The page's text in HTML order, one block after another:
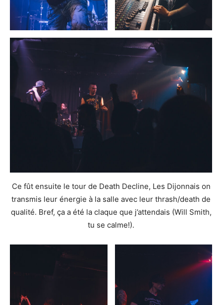
Ce fût ensuite le tour de Death Decline, Les Dijonnais on
transmis leur énergie à la salle avec leur thrash/death de
qualité. Bref, ça a été la claque que j’attendais (Will Smith,
tu se calme!).